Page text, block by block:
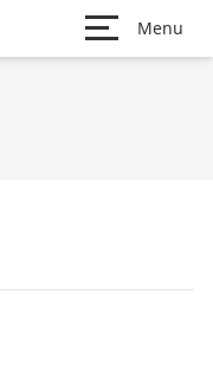
Menu